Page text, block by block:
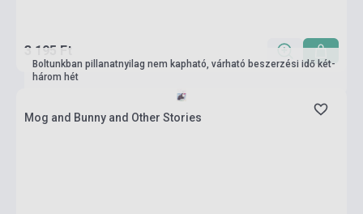
3 195 Ft
Boltunkban pillanatnyilag nem kapható, várható beszerzési idő két-
három hét
Mog and Bunny and Other Stories